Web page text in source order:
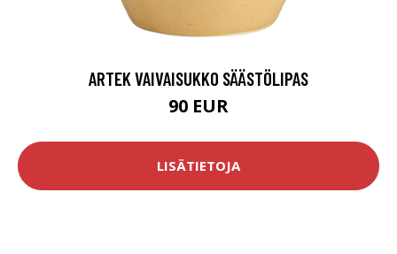
ARTEK VAIVAISUKKO SÄÄSTÖLIPAS
90 EUR
LISÄTIETOJA